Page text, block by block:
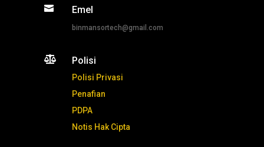
 Emel
binmansortech@gmail.com
 Polisi
Polisi Privasi
Penafian
PDPA
Notis Hak Cipta